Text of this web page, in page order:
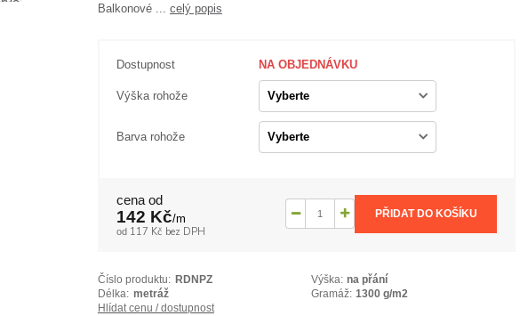
Balkonové ... celý popis
Dostupnost NA OBJEDNÁVKU
Výška rohože
Barva rohože
cena od
142 Kč/m
od 117 Kč bez DPH
PŘIDAT DO KOŠÍKU
Číslo produktu: RDNPZ Výška: na přání
Délka: metráž Gramáž: 1300 g/m2
Hlídat cenu / dostupnost